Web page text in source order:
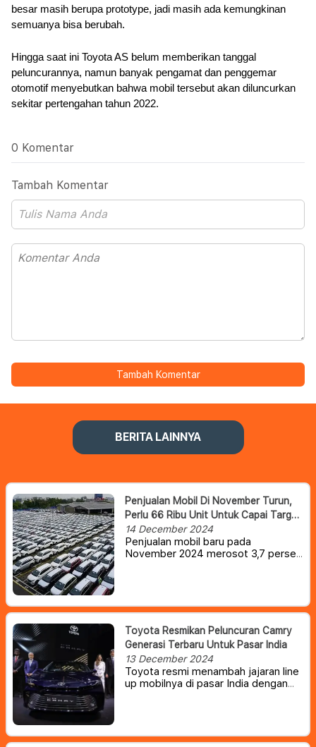
besar masih berupa prototype, jadi masih ada kemungkinan
semuanya bisa berubah.
Hingga saat ini Toyota AS belum memberikan tanggal
peluncurannya, namun banyak pengamat dan penggemar
otomotif menyebutkan bahwa mobil tersebut akan diluncurkan
sekitar pertengahan tahun 2022.
0 Komentar
Tambah Komentar
Tambah Komentar
BERITA LAINNYA
Penjualan Mobil Di November Turun,
Perlu 66 Ribu Unit Untuk Capai Target
Tahunan 850 Ribu
14 December 2024
Penjualan mobil baru pada
November 2024 merosot 3,7 persen
ditetapkan Gabungan Industri
Kendaraan Bermotor Indonesia
(Gaikindo).
Toyota Resmikan Peluncuran Camry
Generasi Terbaru Untuk Pasar India
13 December 2024
Toyota resmi menambah jajaran line
up mobilnya di pasar India dengan